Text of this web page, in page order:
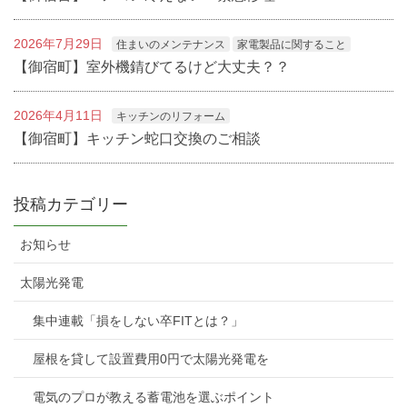
2026年7月29日 住まいのメンテナンス 家電製品に関すること
【御宿町】室外機錆びてるけど大丈夫？？
2026年4月11日 キッチンのリフォーム
【御宿町】キッチン蛇口交換のご相談
投稿カテゴリー
お知らせ
太陽光発電
集中連載「損をしない卒FITとは？」
屋根を貸して設置費用0円で太陽光発電を
電気のプロが教える蓄電池を選ぶポイント